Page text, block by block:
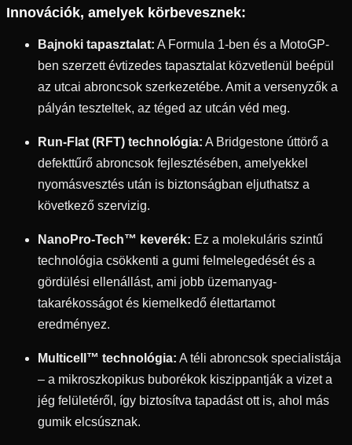
Innovációk, amelyek körbevesznek:
Bajnoki tapasztalat: A Formula 1-ben és a MotoGP-
ben szerzett évtizedes tapasztalat közvetlenül beépül
az utcai abroncsok szerkezetébe. Amit a versenyzők a
pályán teszteltek, az téged az utcán véd meg.
Run-Flat (RFT) technológia: A Bridgestone úttörő a
defekttűrő abroncsok fejlesztésében, amelyekkel
nyomásvesztés után is biztonságban eljuthatsz a
következő szervizig.
NanoPro-Tech™ keverék: Ez a molekuláris szintű
technológia csökkenti a gumi felmelegedését és a
gördülési ellenállást, ami jobb üzemanyag-
takarékosságot és kiemelkedő élettartamot
eredményez.
Multicell™ technológia: A téli abroncsok specialistája
– a mikroszkopikus buborékok kiszippantják a vizet a
jég felületéről, így biztosítva tapadást ott is, ahol más
gumik elcsúsznak.